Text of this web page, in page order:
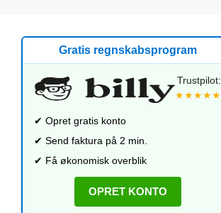
Gratis regnskabsprogram
Trustpilot:
★★★★★
✔ Opret gratis konto
✔ Send faktura på 2 min.
✔ Få økonomisk overblik
OPRET KONTO